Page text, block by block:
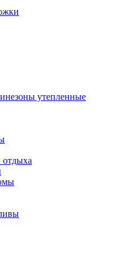
утепленные